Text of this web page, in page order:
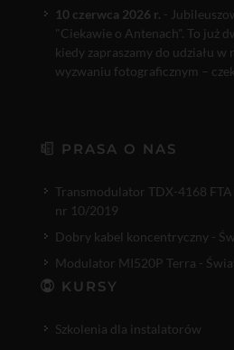
10 czerwca 2026 r. -
"Ciekawie o Antenach". To już
kiedy zapraszamy do udziału w
wyzwaniu fotograficznym –
PRASA O NAS
Transmodulator TDX-4168 FTA
nr 10/2019
Dobry kabel koncentryczny -
Modulator MI520P Terra -
KURSY
Szkolenia dla instalatorów